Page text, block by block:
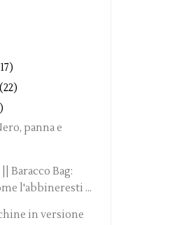
(22)
panna e
Baracco Bag:
l'abbineresti ...
in versione